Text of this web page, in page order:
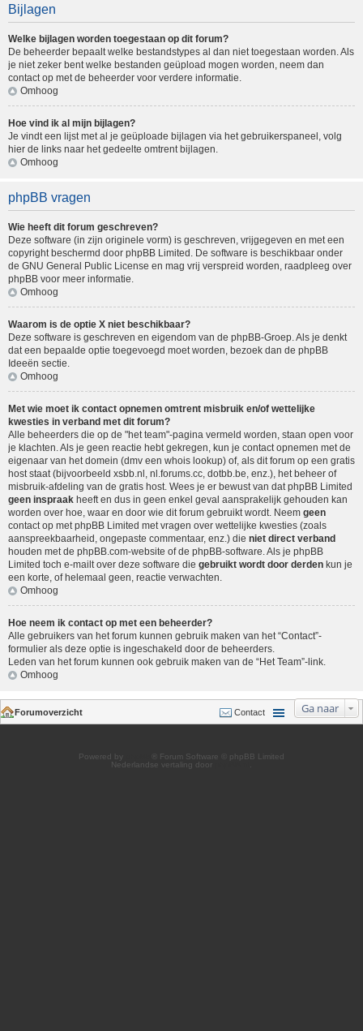
Bijlagen
Welke bijlagen worden toegestaan op dit forum?
De beheerder bepaalt welke bestandstypes al dan niet toegestaan worden. Als
je niet zeker bent welke bestanden geüpload mogen worden, neem dan
contact op met de beheerder voor verdere informatie.
Omhoog
Hoe vind ik al mijn bijlagen?
Je vindt een lijst met al je geüploade bijlagen via het gebruikerspaneel, volg
hier de links naar het gedeelte omtrent bijlagen.
Omhoog
phpBB vragen
Wie heeft dit forum geschreven?
Deze software (in zijn originele vorm) is geschreven, vrijgegeven en met een
copyright beschermd door phpBB Limited . De software is beschikbaar onder
de GNU General Public License en mag vrij verspreid worden, raadpleeg over
phpBB voor meer informatie.
Omhoog
Waarom is de optie X niet beschikbaar?
Deze software is geschreven en eigendom van de phpBB-Groep. Als je denkt
dat een bepaalde optie toegevoegd moet worden, bezoek dan de phpBB
Ideeën sectie.
Omhoog
Met wie moet ik contact opnemen omtrent misbruik en/of wettelijke
kwesties in verband met dit forum?
Alle beheerders die op de "het team"-pagina vermeld worden, staan open voor
je klachten. Als je geen reactie hebt gekregen, kun je contact opnemen met de
eigenaar van het domein (dmv een whois lookup) of, als dit forum op een gratis
host staat (bijvoorbeeld xsbb.nl, nl.forums.cc, dotbb.be, enz.), het beheer of
misbruik-afdeling van de gratis host. Wees je er bewust van dat phpBB Limited
geen inspraak heeft en dus in geen enkel geval aansprakelijk gehouden kan
worden over hoe, waar en door wie dit forum gebruikt wordt. Neem geen
contact op met phpBB Limited met vragen over wettelijke kwesties (zoals
aanspreekbaarheid, ongepaste commentaar, enz.) die niet direct verband
houden met de phpBB.com-website of de phpBB-software. Als je phpBB
Limited toch e-mailt over deze software die gebruikt wordt door derden kun je
een korte, of helemaal geen, reactie verwachten.
Omhoog
Hoe neem ik contact op met een beheerder?
Alle gebruikers van het forum kunnen gebruik maken van het “Contact”-
formulier als deze optie is ingeschakeld door de beheerders.
Leden van het forum kunnen ook gebruik maken van de “Het Team”-link.
Omhoog
Ga naar
Forumoverzicht Contact
Powered by
® Forum Software © phpBB Limited
Nederlandse vertaling door
.